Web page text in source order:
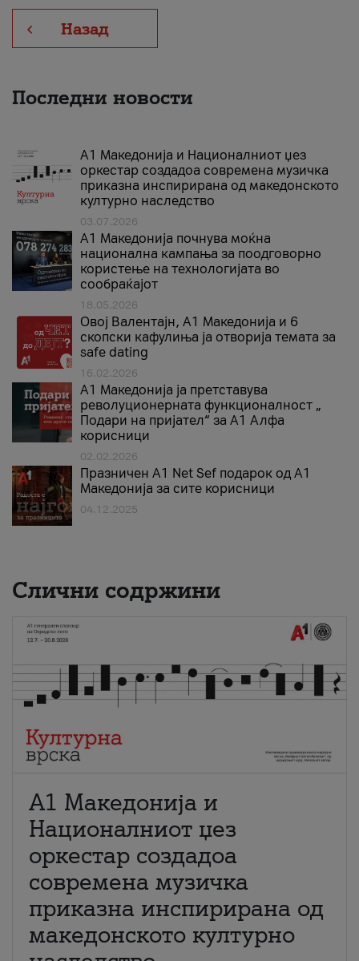
Назад
Последни новости
А1 Македонија и Националниот џез
оркестар создадоа современа музичка
приказна инспирирана од македонското
културно наследство
03.07.2026
A1 Македонија почнува моќна
национална кампања за поодговорно
користење на технологијата во
сообраќајот
18.05.2026
Овој Валентајн, A1 Македонија и 6
скопски кафулиња ја отворија темата за
safe dating
16.02.2026
А1 Македонија ја претставува
револуционерната функционалност „
Подари на пријател“ за А1 Алфа
корисници
02.02.2026
Празничен A1 Net Sеf подарок од А1
Македонија за сите корисници
04.12.2025
Слични содржини
А1 Македонија и
Националниот џез
оркестар создадоа
современа музичка
приказна инспирирана од
македонското културно